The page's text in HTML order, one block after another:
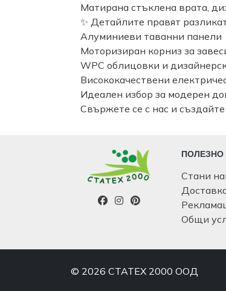
Матирана стъклена врата,
✨ Детайлите правят
Алуминиеви таванни панели
Моторизиран корниз за
WPC облицовки и
Висококачествени
Идеален избор за модерен
Свържете се с нас и
ПОЛЕЗНО
Стани
Общи
© 2026 СТАТЕХ 2000 ООД